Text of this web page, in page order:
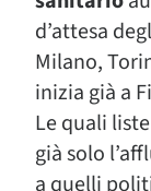
d’attesa
Milano,
inizia già a
Le quali
già solo
a quelli